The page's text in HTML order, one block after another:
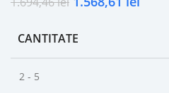
CANTITATE
2 - 5